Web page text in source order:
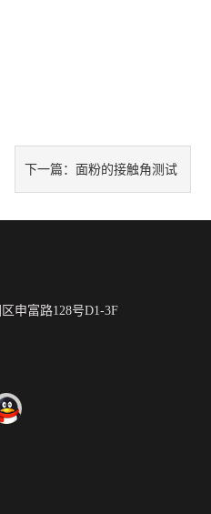
下一篇： 面粉的接触角测试
申富路128号D1-3F